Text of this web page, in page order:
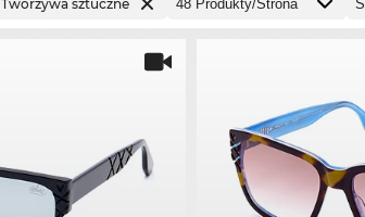
Tworzywa sztuczne